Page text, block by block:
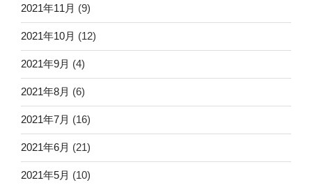
2021年11月 (9)
2021年10月 (12)
2021年9月 (4)
2021年8月 (6)
2021年7月 (16)
2021年6月 (21)
2021年5月 (10)